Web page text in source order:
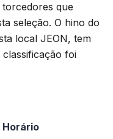
que
seleção. O hino do
local JEON, tem
foi
Horário